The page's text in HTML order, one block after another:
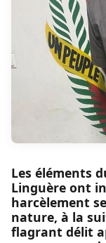
Les éléments
Linguère ont
harcèlement
nature, à la
flagrant délit